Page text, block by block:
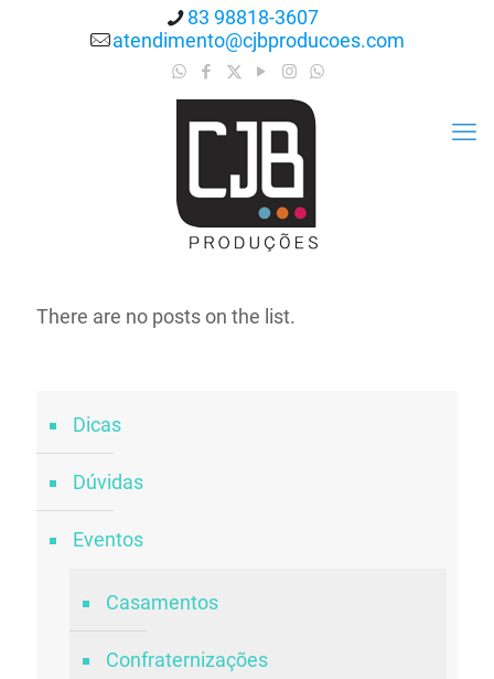
83 98818-3607
atendimento@cjbproducoes.com
There are no posts on the list.
Dicas
Dúvidas
Eventos
Casamentos
Confraternizações